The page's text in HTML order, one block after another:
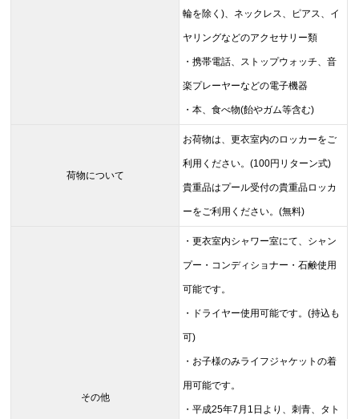
輪を除く)、ネックレス、ピアス、イ
ヤリングなどのアクセサリー類
・携帯電話、ストップウォッチ、音
楽プレーヤーなどの電子機器
・本、食べ物(飴やガム等含む)
荷物について
お荷物は、更衣室内のロッカーをご
利用ください。(100円リターン式)
貴重品はプール受付の貴重品ロッカ
ーをご利用ください。(無料)
その他
・更衣室内シャワー室にて、シャン
プー・コンディショナー・石鹸使用
可能です。
・ドライヤー使用可能です。(持込も
可)
・お子様のみライフジャケットの着
用可能です。
・平成25年7月1日より、刺青、タト